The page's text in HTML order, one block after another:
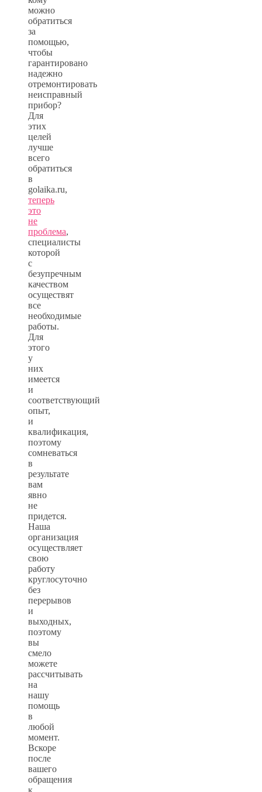
можно
обратиться
за
помощью,
чтобы
гарантировано
надежно
отремонтировать
неисправный
прибор?
Для
этих
целей
лучше
всего
обратиться
в
golaika.ru,
теперь
это
не
проблема,
специалисты
которой
с
безупречным
качеством
осуществят
все
необходимые
работы.
Для
этого
у
них
имеется
и
соответствующий
опыт,
и
квалификация,
поэтому
сомневаться
в
результате
вам
явно
не
придется.
Наша
организация
осуществляет
свою
работу
круглосуточно
без
перерывов
и
выходных,
поэтому
вы
смело
можете
рассчитывать
на
нашу
помощь
в
любой
момент.
Вскоре
после
вашего
обращения
к